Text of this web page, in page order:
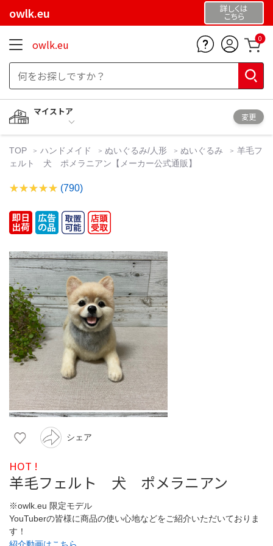
owlk.eu 詳しくは
こちら
owlk.eu 0
マイストア
変更
TOP ハンドメイド ぬいぐるみ/人形 ぬいぐるみ
羊毛フ
ェルト 犬 ポメラニアン【メーカー公式通販】
(790)
シェア
HOT !
羊毛フェルト 犬 ポメラニアン
※owlk.eu 限定モデル
YouTuberの皆様に商品の使い心地などをご紹介いただいておりま
す！